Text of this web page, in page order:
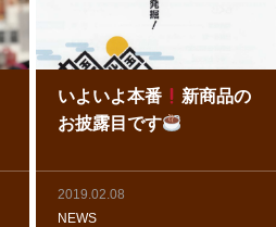
いよいよ本番
新商品の
お披露目です
2019.02.08
NEWS